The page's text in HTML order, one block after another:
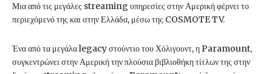
Μια από τις μεγάλες streaming υπηρεσίες στην Αμερική φέρνει το
περιεχόμενό της και στην Ελλάδα, μέσω της COSMOTE TV.
Ένα από τα μεγάλα legacy στούντιο του Χόλιγουντ, η Paramount,
συγκεντρώνει στην Αμερική την πλούσια βιβλιοθήκη τίτλων της στην